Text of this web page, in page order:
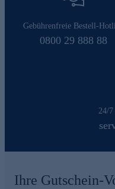
Gebührenfreie Bestell-
0800 29 888 88
24/
Ihre Gutschein-